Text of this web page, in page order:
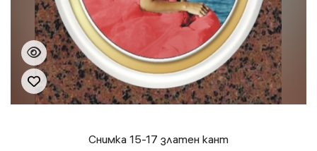
Снимка 15-17 златен кант